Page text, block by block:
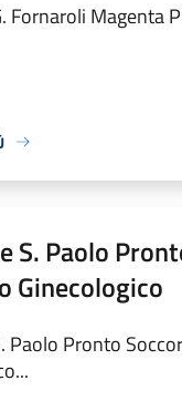
Fornaroli Magenta
S. Paolo
Ginecologico
Paolo Pronto